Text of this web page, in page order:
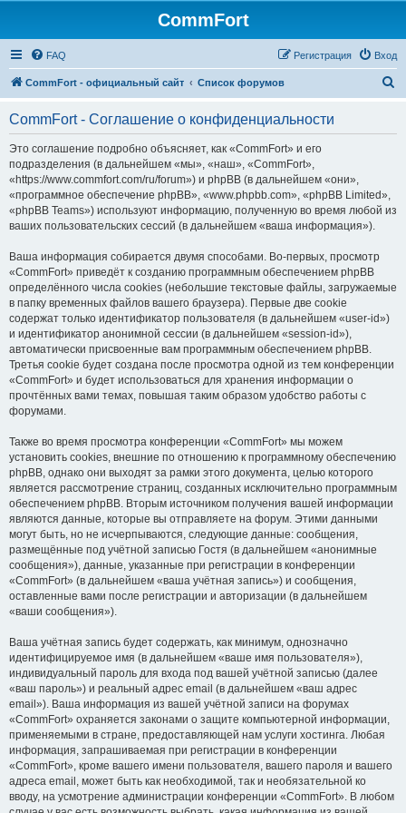
CommFort
FAQ Вход
Регистрация
CommFort - официальный сайт Список форумов
CommFort - Соглашение о конфиденциальности
Это соглашение подробно объясняет, как «CommFort» и его
подразделения (в дальнейшем «мы», «наш», «CommFort»,
«https://www.commfort.com/ru/forum») и phpBB (в дальнейшем «они»,
«программное обеспечение phpBB», «www.phpbb.com», «phpBB Limited»,
«phpBB Teams») используют информацию, полученную во время любой из
ваших пользовательских сессий (в дальнейшем «ваша информация»).
Ваша информация собирается двумя способами. Во-первых, просмотр
«CommFort» приведёт к созданию программным обеспечением phpBB
определённого числа cookies (небольшие текстовые файлы, загружаемые
в папку временных файлов вашего браузера). Первые две cookie
содержат только идентификатор пользователя (в дальнейшем «user-id»)
и идентификатор анонимной сессии (в дальнейшем «session-id»),
автоматически присвоенные вам программным обеспечением phpBB.
Третья cookie будет создана после просмотра одной из тем конференции
«CommFort» и будет использоваться для хранения информации о
прочтённых вами темах, повышая таким образом удобство работы с
форумами.
Также во время просмотра конференции «CommFort» мы можем
установить cookies, внешние по отношению к программному обеспечению
phpBB, однако они выходят за рамки этого документа, целью которого
является рассмотрение страниц, созданных исключительно программным
обеспечением phpBB. Вторым источником получения вашей информации
являются данные, которые вы отправляете на форум. Этими данными
могут быть, но не исчерпываются, следующие данные: сообщения,
размещённые под учётной записью Гостя (в дальнейшем «анонимные
сообщения»), данные, указанные при регистрации в конференции
«CommFort» (в дальнейшем «ваша учётная запись») и сообщения,
оставленные вами после регистрации и авторизации (в дальнейшем
«ваши сообщения»).
Ваша учётная запись будет содержать, как минимум, однозначно
идентифицируемое имя (в дальнейшем «ваше имя пользователя»),
индивидуальный пароль для входа под вашей учётной записью (далее
«ваш пароль») и реальный адрес email (в дальнейшем «ваш адрес
email»). Ваша информация из вашей учётной записи на форумах
«CommFort» охраняется законами о защите компьютерной информации,
применяемыми в стране, предоставляющей нам услуги хостинга. Любая
информация, запрашиваемая при регистрации в конференции
«CommFort», кроме вашего имени пользователя, вашего пароля и вашего
адреса email, может быть как необходимой, так и необязательной ко
вводу, на усмотрение администрации конференции «CommFort». В любом